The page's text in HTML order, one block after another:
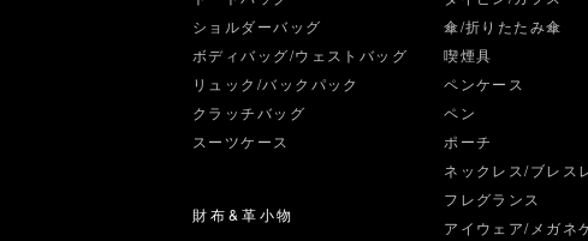
ショルダーバッグ
ボディバッグ/ウェストバッグ
リュック/バックパック
クラッチバッグ
スーツケース
財布&革小物
傘/折りたたみ傘
喫煙具
ペンケース
ペン
ポーチ
ネックレス/ブレス
フレグランス
アイウェア/メガネ